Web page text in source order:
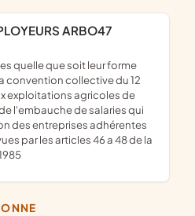
ARBO47
convention collective du 12
exploitations agricoles de
l'embauche de salaries qui
des entreprises adhérentes
par les articles 46 a 48 de la